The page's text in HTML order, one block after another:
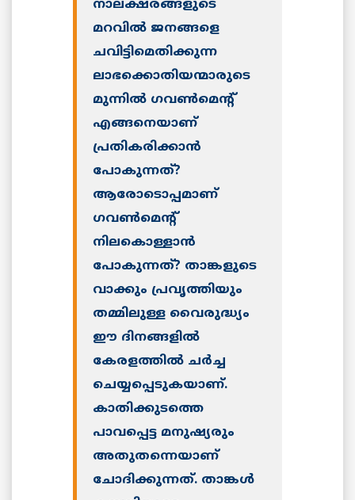
നാലക്ഷരങ്ങളുടെ
മറവില്‍ ജനങ്ങളെ
ചവിട്ടിമെതിക്കുന്ന
ലാഭക്കൊതിയന്മാരുടെ
മുന്നില്‍ ഗവണ്‍മെന്റ്
എങ്ങനെയാണ്
പ്രതികരിക്കാന്‍
പോകുന്നത്?
ആരോടൊപ്പമാണ്
ഗവണ്‍മെന്റ്
നിലകൊള്ളാന്‍
പോകുന്നത്? താങ്കളുടെ
വാക്കും പ്രവൃത്തിയും
തമ്മിലുള്ള വൈരുദ്ധ്യം
ഈ ദിനങ്ങളില്‍
കേരളത്തില്‍ ചര്‍ച്ച
ചെയ്യപ്പെടുകയാണ്.
കാതിക്കുടത്തെ
പാവപ്പെട്ട മനുഷ്യരും
അതുതന്നെയാണ്
ചോദിക്കുന്നത്. താങ്കള്‍